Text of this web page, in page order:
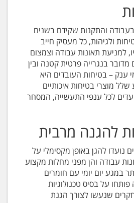
והתקנות שקידם בשנים
ולגיהות, כל מעסיק חייב
למניעת תאונות עבודה וצמצום
בנגרייה פרטית קטנה ובין
ענק – בטיחות העובדים היא
מוצרי בטיחות איכותיים
לכל ענפי התעשייה, המסחר
להגנה מרבית
נועדו להגן באופן מקסימלי על
עבודה והן מפני מחלות מקצוע
במגע יום יומי עם חומרים
על בסיס טכנולוגיות
שנעשו לצורך הגנת